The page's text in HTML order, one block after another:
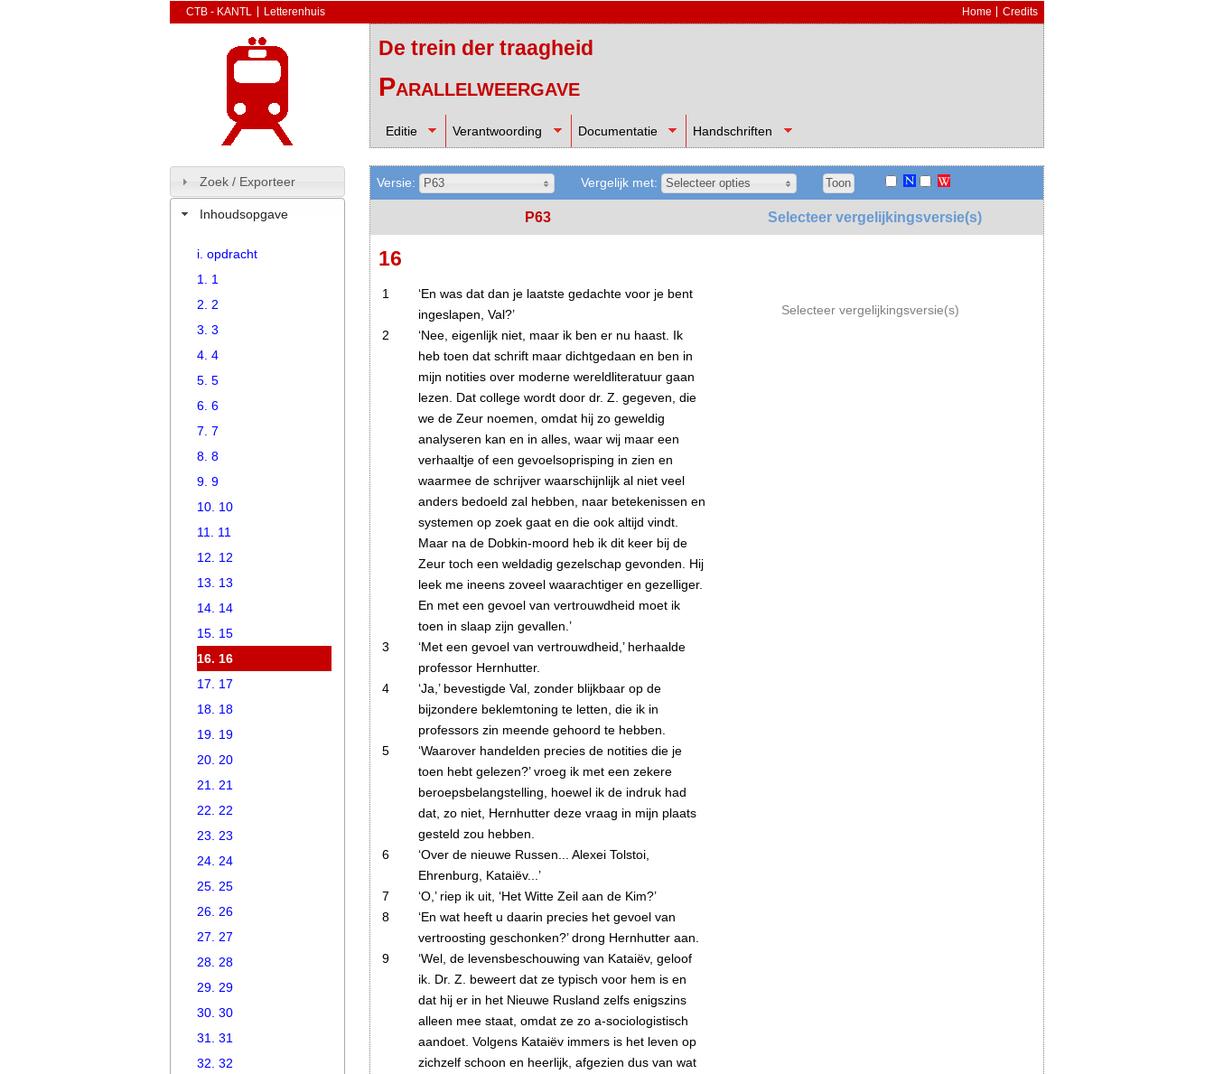
CTB - KANTL Letterenhuis Home Credits
De trein der traagheid
Parallelweergave
Editie Verantwoording Documentatie Handschriften
Versie: P63 Vergelijk met: Selecteer opties
P63 Selecteer vergelijkingsversie(s)
16
1
‘En was dat dan je laatste gedachte voor je bent
ingeslapen, Val?’
2
‘Nee, eigenlijk niet, maar ik ben er nu haast. Ik
heb toen dat schrift maar dichtgedaan en ben in
mijn notities over moderne wereldliteratuur gaan
lezen. Dat college wordt door dr. Z. gegeven, die
we de Zeur noemen, omdat hij zo geweldig
analyseren kan en in alles, waar wij maar een
verhaaltje of een gevoelsoprisping in zien en
waarmee de schrijver waarschijnlijk al niet veel
anders bedoeld zal hebben, naar betekenissen en
systemen op zoek gaat en die ook altijd vindt.
Maar na de Dobkin-moord heb ik dit keer bij de
Zeur toch een weldadig gezelschap gevonden. Hij
leek me ineens zoveel waarachtiger en gezelliger.
En met een gevoel van vertrouwdheid moet ik
toen in slaap zijn gevallen.’
3
‘Met een gevoel van vertrouwdheid,’ herhaalde
professor Hernhutter.
4
‘Ja,’ bevestigde Val, zonder blijkbaar op de
bijzondere beklemtoning te letten, die ik in
professors zin meende gehoord te hebben.
5
‘Waarover handelden precies de notities die je
toen hebt gelezen?’ vroeg ik met een zekere
beroepsbelangstelling, hoewel ik de indruk had
dat, zo niet, Hernhutter deze vraag in mijn plaats
gesteld zou hebben.
6
‘Over de nieuwe Russen... Alexei Tolstoi,
Ehrenburg, Kataiëv...’
7
‘O,’ riep ik uit, ‘Het Witte Zeil aan de Kim?’
8
‘En wat heeft u daarin precies het gevoel van
vertroosting geschonken?’ drong Hernhutter aan.
9
‘Wel, de levensbeschouwing van Kataiëv, geloof
ik. Dr. Z. beweert dat ze typisch voor hem is en
dat hij er in het Nieuwe Rusland zelfs enigszins
alleen mee staat, omdat ze zo a-sociologistisch
aandoet. Volgens Kataiëv immers is het leven op
zichzelf schoon en heerlijk, afgezien dus van wat
Selecteer vergelijkingsversie(s)
Zoek / Exporteer
Inhoudsopgave
i. opdracht
1. 1
2. 2
3. 3
4. 4
5. 5
6. 6
7. 7
8. 8
9. 9
10. 10
11. 11
12. 12
13. 13
14. 14
15. 15
16. 16
17. 17
18. 18
19. 19
20. 20
21. 21
22. 22
23. 23
24. 24
25. 25
26. 26
27. 27
28. 28
29. 29
30. 30
31. 31
32. 32